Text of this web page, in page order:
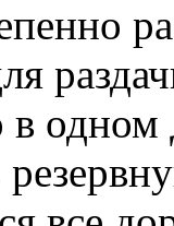
в